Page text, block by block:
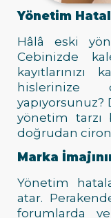
Yönetim
Hâlâ eski
Cebinizde
kayıtlarınızı
hislerinize
yönetim tarzı
doğrudan
Marka
Yönetim
atar.
forumlarda